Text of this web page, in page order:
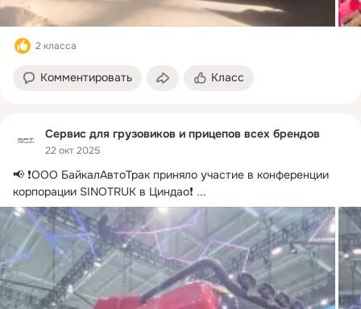
2 класса
Комментировать Класс
Сервис для грузовиков и прицепов всех брендов
22 окт 2025
📢 ❗ООО БайкалАвтоТрак приняло участие в конференции
корпорации SINOTRUK в Циндао❗ ...